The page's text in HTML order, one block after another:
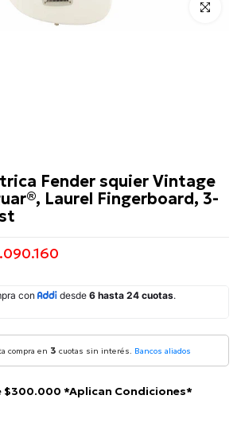
Click para
Fender squier Vintage
Laurel Fingerboard, 3-
compra en 3 cuotas sin interés. Bancos aliados
$300.000 *Aplican Condiciones*